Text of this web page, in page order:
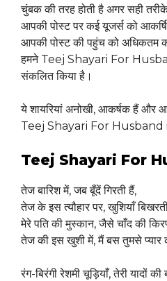
चुंबक की तरह होती है अगर सही
आपकी पोस्ट पर कई यूजर्स को
आपकी पोस्ट की पहुंच को अधिकतम
हमने Teej Shayari For
संकलित किया है।
ये शायरियां अनोखी, आकर्षक हैं और
Teej Shayari For Husband
Teej Shayari For
तेज बारिश में, जब बूँदें गिरती हैं,
तेज के इस त्यौहार पर, खुशियाँ
मेरे पति की मुस्कान, जैसे चाँद की
तेज की इस खुशी में, मैं बस तुमसे प्यार
रंग-बिरंगी रेशमी चूड़ियाँ, तेरी यादों की